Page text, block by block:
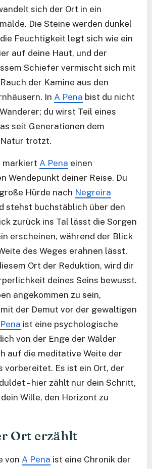
sich der Ort in ein
Die Steine werden dunkel
Feuchtigkeit legt sich wie ein
auf deine Haut, und der
Schiefer vermischt sich mit
der Kamine aus den
In A Pena bist du nicht
du wirst Teil eines
seit Generationen dem
trotzt.
markiert A Pena einen
Wendepunkt deiner Reise. Du
Hürde nach Negreira
stehst buchstäblich über den
zurück ins Tal lässt die Sorgen
erscheinen, während der Blick
des Weges erahnen lässt.
Ort der Reduktion, wird dir
deines Seins bewusst.
angekommen zu sein,
der Demut vor der gewaltigen
ist eine psychologische
von der Enge der Wälder
auf die meditative Weite der
vorbereitet. Es ist ein Ort, der
– hier zählt nur dein Schritt,
Wille, den Horizont zu
Ort erzählt
von A Pena ist eine Chronik der